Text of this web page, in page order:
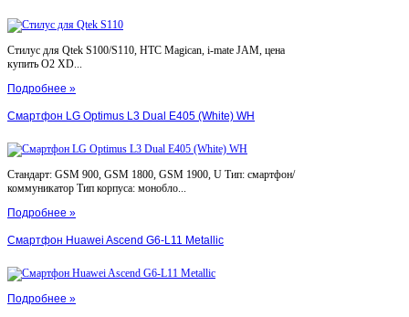
Стилус для Qtek S100/S110, HTC Magican, i-mate JAM, цена
купить O2 XD...
Подробнее »
Смартфон LG Optimus L3 Dual E405 (White) WH
Стандарт: GSM 900, GSM 1800, GSM 1900, U Тип: смартфон/
коммуникатор Тип корпуса: монобло...
Подробнее »
Смартфон Huawei Ascend G6-L11 Metallic
Подробнее »